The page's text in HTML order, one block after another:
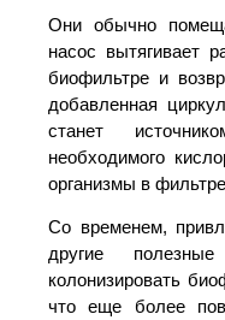
Они обычно
насос вытягивает
биофильтре и
добавленная
станет
необходимого
организмы в
Со временем,
другие
колонизировать
что еще более